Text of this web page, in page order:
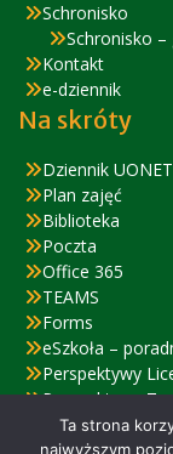
Schronisko
Schronisko
Kontakt
e-dziennik
Na skróty
Dziennik
Plan zajęć
Biblioteka
Poczta
Office 365
TEAMS
Forms
eSzkoła –
Perspektywy
Perspektywy
Zjazd
Ta strona
najwyższym